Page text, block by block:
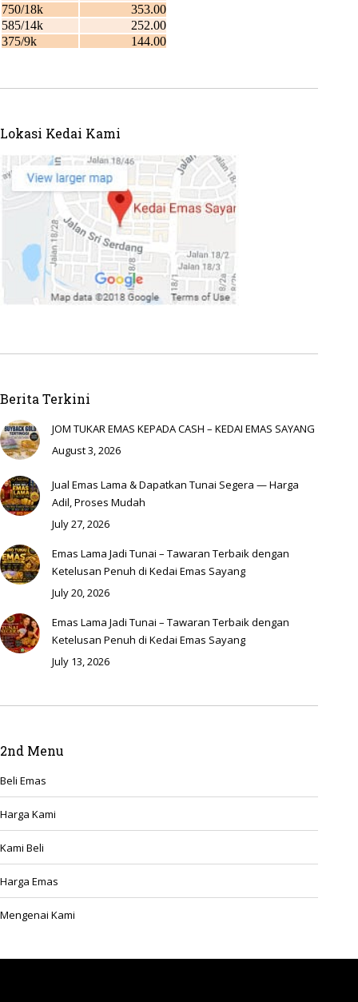
Lokasi Kedai Kami
Berita Terkini
JOM TUKAR EMAS KEPADA CASH – KEDAI EMAS SAYANG
August 3, 2026
Jual Emas Lama & Dapatkan Tunai Segera — Harga
Adil, Proses Mudah
July 27, 2026
Emas Lama Jadi Tunai – Tawaran Terbaik dengan
Ketelusan Penuh di Kedai Emas Sayang
July 20, 2026
Emas Lama Jadi Tunai – Tawaran Terbaik dengan
Ketelusan Penuh di Kedai Emas Sayang
July 13, 2026
2nd Menu
Beli Emas
Harga Kami
Kami Beli
Harga Emas
Mengenai Kami